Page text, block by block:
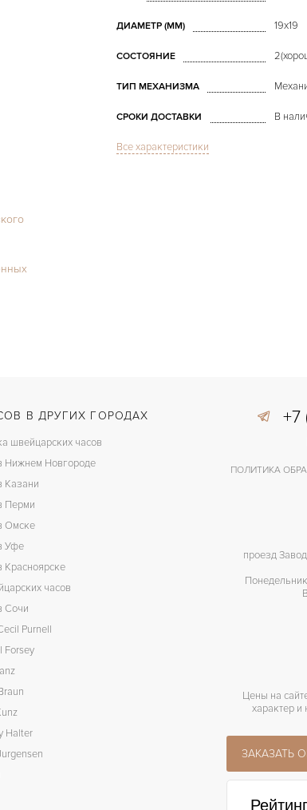
ДИАМЕТР (MM) 19x19
СОСТОЯНИЕ
ТИП МЕХАНИЗМА
СРОКИ ДОСТАВКИ В
ЦВЕТ БРАСЛЕТА
Все характеристики
В ДРУГИХ ГОРОДАХ
швейцарских часов
Нижнем Новгороде
Казани
Перми
Омске
Уфе
Красноярске
часов
Сочи
Purnell
Forsey
Halter
+7
ПОЛИТИКА
проезд
Цены на
характер и
ЗАКАЗАТЬ